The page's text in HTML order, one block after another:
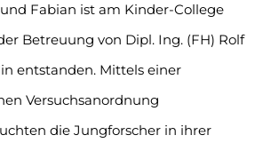
Fabian ist am Kinder-College
Betreuung von Dipl. Ing. (FH) Rolf
entstanden. Mittels einer
Versuchsanordnung
die Jungforscher in ihrer